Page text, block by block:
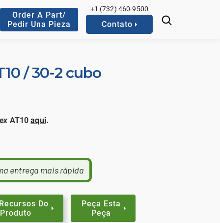
Order A Part/
Pedir Una Pieza
+1 (732) 460-9500
Contato
/ 30-2 cubo
AT10aqui.
entrega mais rápida
Do
Produto
Peça Esta
Peça